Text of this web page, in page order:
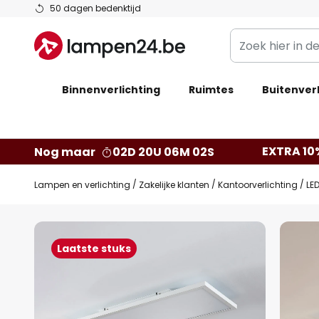
50 dagen bedenktijd
Ga
de
inhoud
Zoek
hier
de
Binnenverlichting Ruimtes
Nog maar 02D 20U 06M 01S EXTRA
Lampen en verlichting Zakelijke klanten Kantoorverlichting
Laatste stuks
Ga
naar